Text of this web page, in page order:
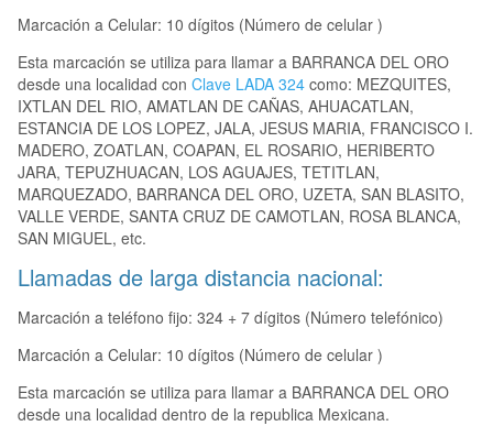
Marcación a Celular: 10 dígitos (Número de celular )
Esta marcación se utiliza para llamar a BARRANCA DEL ORO
desde una localidad con Clave LADA 324 como: MEZQUITES,
IXTLAN DEL RIO, AMATLAN DE CAÑAS, AHUACATLAN,
ESTANCIA DE LOS LOPEZ, JALA, JESUS MARIA, FRANCISCO I.
MADERO, ZOATLAN, COAPAN, EL ROSARIO, HERIBERTO
JARA, TEPUZHUACAN, LOS AGUAJES, TETITLAN,
MARQUEZADO, BARRANCA DEL ORO, UZETA, SAN BLASITO,
VALLE VERDE, SANTA CRUZ DE CAMOTLAN, ROSA BLANCA,
SAN MIGUEL, etc.
Llamadas de larga distancia nacional:
Marcación a teléfono fijo: 324 + 7 dígitos (Número telefónico)
Marcación a Celular: 10 dígitos (Número de celular )
Esta marcación se utiliza para llamar a BARRANCA DEL ORO
desde una localidad dentro de la republica Mexicana.